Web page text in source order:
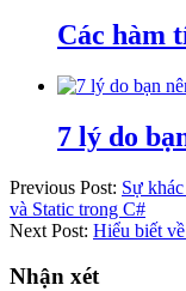
Các hàm
7 lý do
Previous Post: Sự
và Static trong C#
Next Post: Hiểu biết
Nhận xét